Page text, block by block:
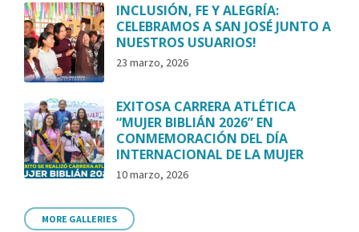
INCLUSIÓN, FE Y ALEGRÍA:
CELEBRAMOS A SAN JOSÉ JUNTO A
NUESTROS USUARIOS!
23 marzo, 2026
EXITOSA CARRERA ATLÉTICA
“MUJER BIBLIÁN 2026” EN
CONMEMORACIÓN DEL DÍA
INTERNACIONAL DE LA MUJER
10 marzo, 2026
MORE GALLERIES